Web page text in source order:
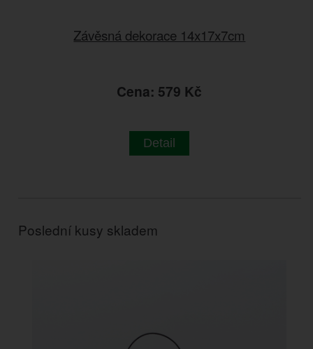
Závěsná dekorace 14x17x7cm
Cena: 579 Kč
Detail
Poslední kusy skladem